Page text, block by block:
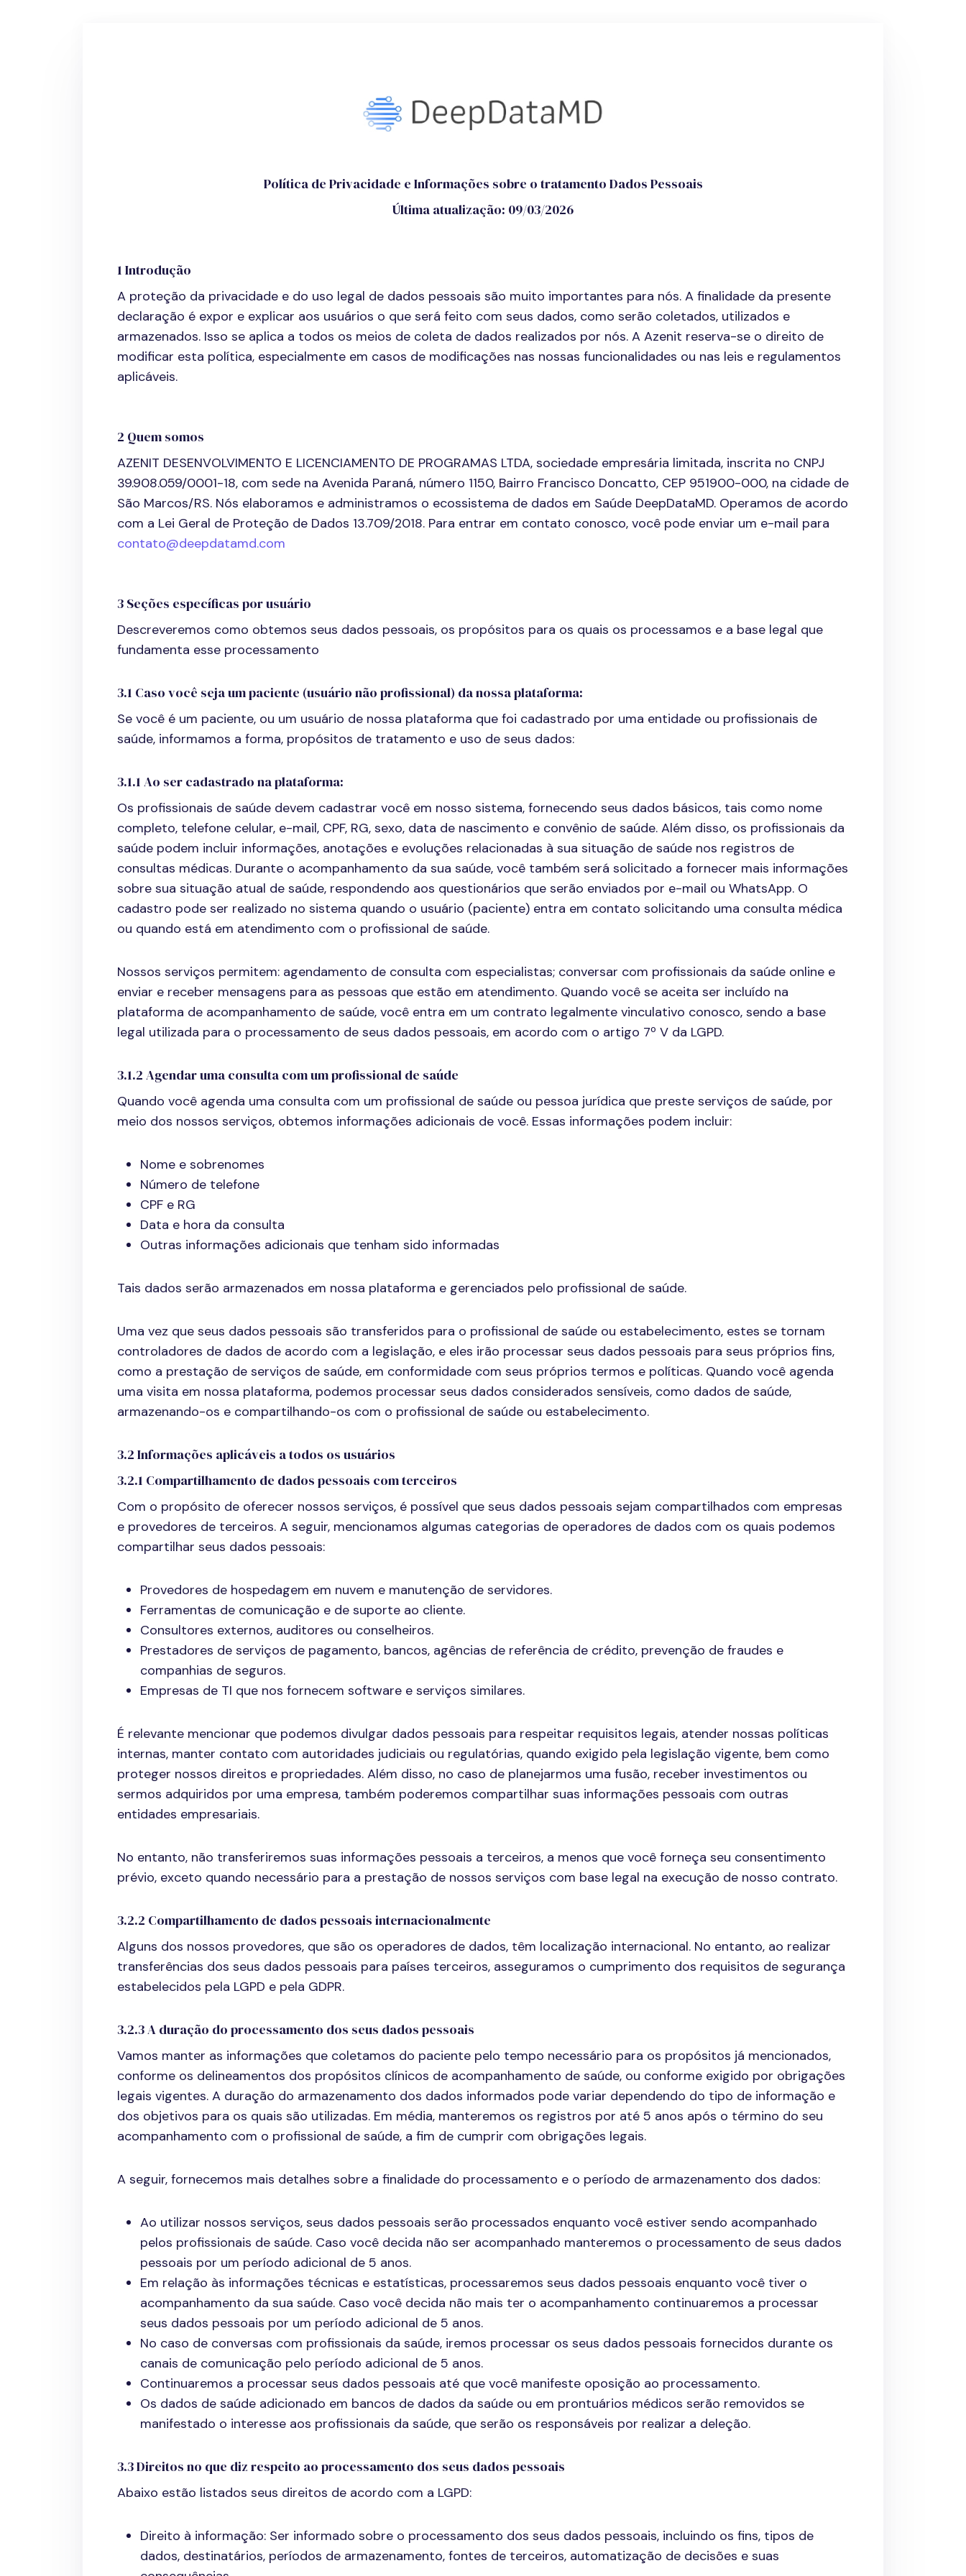
Política de Privacidade e Informações sobre o tratamento Dados Pessoais
Última atualização: 09/03/2026
1 Introdução
A proteção da privacidade e do uso legal de dados pessoais são muito importantes para nós. A finalidade da presente
declaração é expor e explicar aos usuários o que será feito com seus dados, como serão coletados, utilizados e
armazenados. Isso se aplica a todos os meios de coleta de dados realizados por nós. A Azenit reserva-se o direito de
modificar esta política, especialmente em casos de modificações nas nossas funcionalidades ou nas leis e regulamentos
aplicáveis.
2 Quem somos
AZENIT DESENVOLVIMENTO E LICENCIAMENTO DE PROGRAMAS LTDA, sociedade empresária limitada, inscrita no CNPJ
39.908.059/0001-18, com sede na Avenida Paraná, número 1150, Bairro Francisco Doncatto, CEP 951900-000, na cidade de
São Marcos/RS. Nós elaboramos e administramos o ecossistema de dados em Saúde DeepDataMD. Operamos de acordo
com a Lei Geral de Proteção de Dados 13.709/2018. Para entrar em contato conosco, você pode enviar um e-mail para
contato@deepdatamd.com
3 Seções específicas por usuário
Descreveremos como obtemos seus dados pessoais, os propósitos para os quais os processamos e a base legal que
fundamenta esse processamento
3.1 Caso você seja um paciente (usuário não profissional) da nossa plataforma:
Se você é um paciente, ou um usuário de nossa plataforma que foi cadastrado por uma entidade ou profissionais de
saúde, informamos a forma, propósitos de tratamento e uso de seus dados:
3.1.1 Ao ser cadastrado na plataforma:
Os profissionais de saúde devem cadastrar você em nosso sistema, fornecendo seus dados básicos, tais como nome
completo, telefone celular, e-mail, CPF, RG, sexo, data de nascimento e convênio de saúde. Além disso, os profissionais da
saúde podem incluir informações, anotações e evoluções relacionadas à sua situação de saúde nos registros de
consultas médicas. Durante o acompanhamento da sua saúde, você também será solicitado a fornecer mais informações
sobre sua situação atual de saúde, respondendo aos questionários que serão enviados por e-mail ou WhatsApp. O
cadastro pode ser realizado no sistema quando o usuário (paciente) entra em contato solicitando uma consulta médica
ou quando está em atendimento com o profissional de saúde.
Nossos serviços permitem: agendamento de consulta com especialistas; conversar com profissionais da saúde online e
enviar e receber mensagens para as pessoas que estão em atendimento. Quando você se aceita ser incluído na
plataforma de acompanhamento de saúde, você entra em um contrato legalmente vinculativo conosco, sendo a base
legal utilizada para o processamento de seus dados pessoais, em acordo com o artigo 7º V da LGPD.
3.1.2 Agendar uma consulta com um profissional de saúde
Quando você agenda uma consulta com um profissional de saúde ou pessoa jurídica que preste serviços de saúde, por
meio dos nossos serviços, obtemos informações adicionais de você. Essas informações podem incluir:
Nome e sobrenomes
Número de telefone
CPF e RG
Data e hora da consulta
Outras informações adicionais que tenham sido informadas
Tais dados serão armazenados em nossa plataforma e gerenciados pelo profissional de saúde.
Uma vez que seus dados pessoais são transferidos para o profissional de saúde ou estabelecimento, estes se tornam
controladores de dados de acordo com a legislação, e eles irão processar seus dados pessoais para seus próprios fins,
como a prestação de serviços de saúde, em conformidade com seus próprios termos e políticas. Quando você agenda
uma visita em nossa plataforma, podemos processar seus dados considerados sensíveis, como dados de saúde,
armazenando-os e compartilhando-os com o profissional de saúde ou estabelecimento.
3.2 Informações aplicáveis a todos os usuários
3.2.1 Compartilhamento de dados pessoais com terceiros
Com o propósito de oferecer nossos serviços, é possível que seus dados pessoais sejam compartilhados com empresas
e provedores de terceiros. A seguir, mencionamos algumas categorias de operadores de dados com os quais podemos
compartilhar seus dados pessoais:
Provedores de hospedagem em nuvem e manutenção de servidores.
Ferramentas de comunicação e de suporte ao cliente.
Consultores externos, auditores ou conselheiros.
Prestadores de serviços de pagamento, bancos, agências de referência de crédito, prevenção de fraudes e
companhias de seguros.
Empresas de TI que nos fornecem software e serviços similares.
É relevante mencionar que podemos divulgar dados pessoais para respeitar requisitos legais, atender nossas políticas
internas, manter contato com autoridades judiciais ou regulatórias, quando exigido pela legislação vigente, bem como
proteger nossos direitos e propriedades. Além disso, no caso de planejarmos uma fusão, receber investimentos ou
sermos adquiridos por uma empresa, também poderemos compartilhar suas informações pessoais com outras
entidades empresariais.
No entanto, não transferiremos suas informações pessoais a terceiros, a menos que você forneça seu consentimento
prévio, exceto quando necessário para a prestação de nossos serviços com base legal na execução de nosso contrato.
3.2.2 Compartilhamento de dados pessoais internacionalmente
Alguns dos nossos provedores, que são os operadores de dados, têm localização internacional. No entanto, ao realizar
transferências dos seus dados pessoais para países terceiros, asseguramos o cumprimento dos requisitos de segurança
estabelecidos pela LGPD e pela GDPR.
3.2.3 A duração do processamento dos seus dados pessoais
Vamos manter as informações que coletamos do paciente pelo tempo necessário para os propósitos já mencionados,
conforme os delineamentos dos propósitos clínicos de acompanhamento de saúde, ou conforme exigido por obrigações
legais vigentes. A duração do armazenamento dos dados informados pode variar dependendo do tipo de informação e
dos objetivos para os quais são utilizadas. Em média, manteremos os registros por até 5 anos após o término do seu
acompanhamento com o profissional de saúde, a fim de cumprir com obrigações legais.
A seguir, fornecemos mais detalhes sobre a finalidade do processamento e o período de armazenamento dos dados:
Ao utilizar nossos serviços, seus dados pessoais serão processados enquanto você estiver sendo acompanhado
pelos profissionais de saúde. Caso você decida não ser acompanhado manteremos o processamento de seus dados
pessoais por um período adicional de 5 anos.
Em relação às informações técnicas e estatísticas, processaremos seus dados pessoais enquanto você tiver o
acompanhamento da sua saúde. Caso você decida não mais ter o acompanhamento continuaremos a processar
seus dados pessoais por um período adicional de 5 anos.
No caso de conversas com profissionais da saúde, iremos processar os seus dados pessoais fornecidos durante os
canais de comunicação pelo período adicional de 5 anos.
Continuaremos a processar seus dados pessoais até que você manifeste oposição ao processamento.
Os dados de saúde adicionado em bancos de dados da saúde ou em prontuários médicos serão removidos se
manifestado o interesse aos profissionais da saúde, que serão os responsáveis por realizar a deleção.
3.3 Direitos no que diz respeito ao processamento dos seus dados pessoais
Abaixo estão listados seus direitos de acordo com a LGPD:
Direito à informação: Ser informado sobre o processamento dos seus dados pessoais, incluindo os fins, tipos de
dados, destinatários, períodos de armazenamento, fontes de terceiros, automatização de decisões e suas